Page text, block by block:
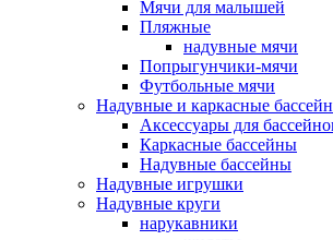
Мячи для малышей
Пляжные
надувные мячи
Попрыгунчики-мячи
Футбольные мячи
Надувные и каркасные
Аксессуары для
Каркасные бассейны
Надувные бассейны
Надувные игрушки
Надувные круги
нарукавники